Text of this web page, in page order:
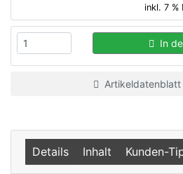
inkl. 7 %
In
Artikeldatenblatt
Details Inhalt Kunden-